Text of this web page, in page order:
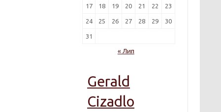
17 18 19 20 21 22 23
24 25 26 27 28 29 30
31
« Лип
Gerald
Cizadlo